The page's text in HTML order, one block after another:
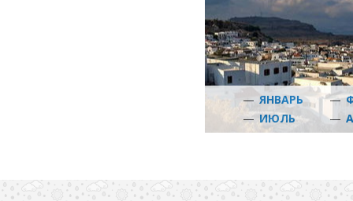
— ЯНВАРЬ —
— ИЮЛЬ —